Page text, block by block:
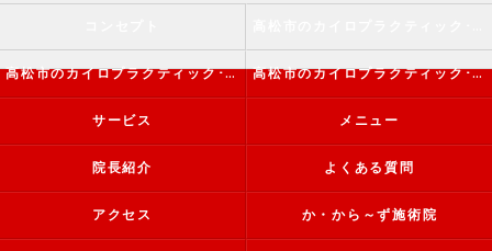
高松市のカイロプラクティック･か・から～ず施術院の評判 高松市のカイロプラクティック･か・から～ず施術院のお客様の声
サービス メニュー
院長紹介 よくある質問
アクセス か・から～ず施術院